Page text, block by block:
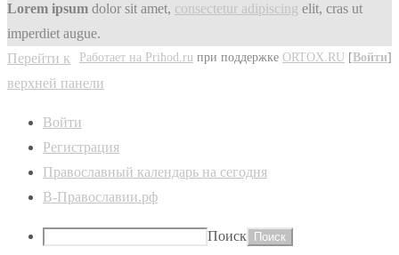
Lorem ipsum dolor sit amet, consectetur adipiscing elit, cras ut
imperdiet augue.
Работает на Prihod.ru при поддержке ORTOX.RU [Войти]
Перейти к
верхней панели
Войти
Регистрация
Православный календарь на сегодня
В-Православии.рф
Поиск